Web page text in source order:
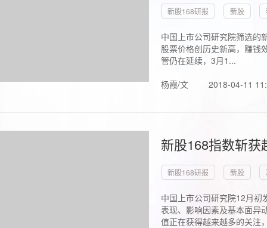
新股168研报 新股
中国上市公司研究院筛选的
股票价格创历史新高，赚钱
管仍在延续，3月1...
杨霞/文
2018-04-11
新股168指数斩
新股168研报 新股
中国上市公司研究院12月初
表现、影响因素及基本面异
值正在获得越来越多的关注